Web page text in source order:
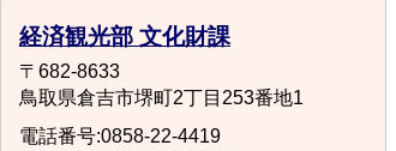
経済観光部 文化財課
〒682-8633
鳥取県倉吉市堺町2丁目253番地1
電話番号:0858-22-4419